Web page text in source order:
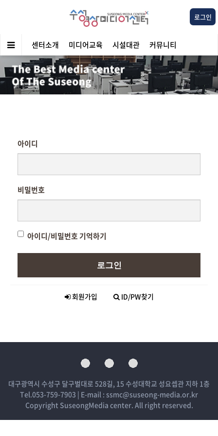
로그인
센터소개 미디어교육 시설대관 커뮤니티
아이디
비밀번호
아이디/비밀번호 기억하기
로그인
회원가입 ID/PW찾기
대구광역시 수성구 달구벌대로 528길, 15 수성대학교 성요셉관 지하 1층
Tel.053-759-7903 | E-mail : ssmc@suseong-media.or.kr
Copyright SuseongMedia center. All right reserved.